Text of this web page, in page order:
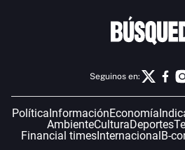
Seguinos en:
PolíticaInformaciónEconomía
AmbienteCulturaDeportes
Financial timesInternacionalB-